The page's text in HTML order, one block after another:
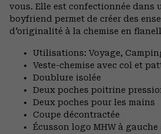
vous. Elle est confectionnée dans
boyfriend permet de créer des
d'originalité à la chemise en
Utilisations: Voyage,
Veste-chemise avec col et
Doublure isolée
Deux poches poitrine
Deux poches pour les mains
Coupe décontractée
Écusson logo MHW à